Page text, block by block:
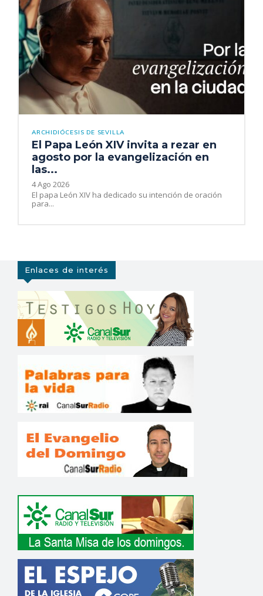
ARCHIDIÓCESIS DE SEVILLA
El Papa León XIV invita a rezar en
agosto por la evangelización en
las...
4 Ago 2026
El papa León XIV ha dedicado su intención de oración
para...
Enlaces de interés